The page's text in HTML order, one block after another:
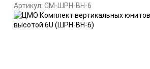
Артикул: CM-ШРН-ВН-6